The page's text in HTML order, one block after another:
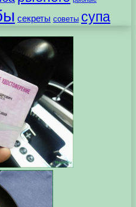
секреты советы супа